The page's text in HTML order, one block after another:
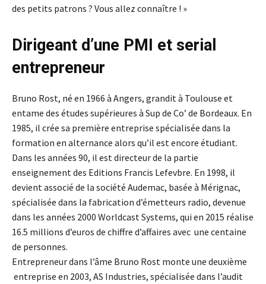
des petits patrons ? Vous allez connaître ! »
Dirigeant d’une PMI et serial
entrepreneur
Bruno Rost, né en 1966 à Angers, grandit à Toulouse et
entame des études supérieures à Sup de Co’ de Bordeaux. En
1985, il crée sa première entreprise spécialisée dans la
formation en alternance alors qu’il est encore étudiant.
Dans les années 90, il est directeur de la partie
enseignement des Editions Francis Lefevbre. En 1998, il
devient associé de la société Audemac, basée à Mérignac,
spécialisée dans la fabrication d’émetteurs radio, devenue
dans les années 2000 Worldcast Systems, qui en 2015 réalise
16.5 millions d’euros de chiffre d’affaires avec une centaine
de personnes.
Entrepreneur dans l’âme Bruno Rost monte une deuxième
entreprise en 2003, AS Industries, spécialisée dans l’audit